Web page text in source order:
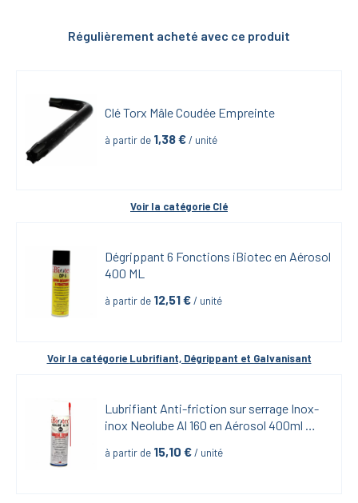
Régulièrement acheté avec ce produit
Clé Torx Mâle Coudée Empreinte
à partir de 1,38 € / unité
Voir la catégorie Clé
Dégrippant 6 Fonctions iBiotec en Aérosol
400 ML
à partir de 12,51 € / unité
Voir la catégorie Lubrifiant, Dégrippant et Galvanisant
Lubrifiant Anti-friction sur serrage Inox-
inox Neolube Al 160 en Aérosol 400ml
à partir de 15,10 € / unité